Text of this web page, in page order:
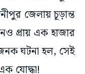
জেলায় চূড়ান্ত
প্রায় এক হাজার
ঘটনা হল, সেই
যোদ্ধা!